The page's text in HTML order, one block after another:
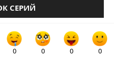
СЕРИЙ
0 0 0 0